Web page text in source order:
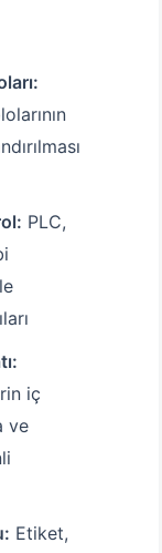
PLC,
iç
ve
Etiket,